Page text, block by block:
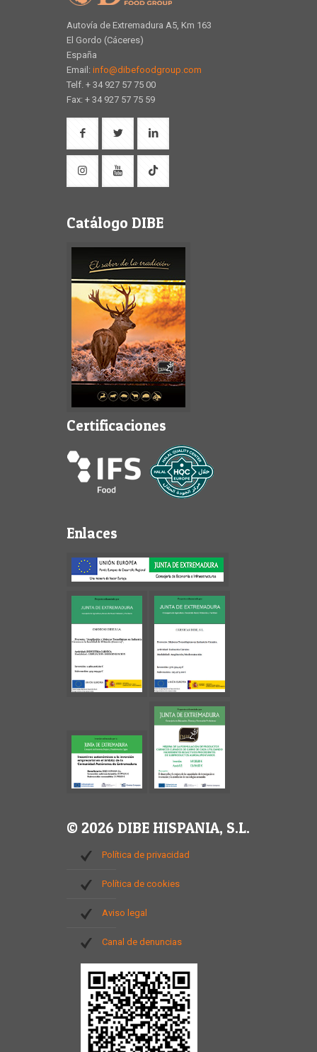
Autovía de Extremadura A5, Km 163
El Gordo (Cáceres)
España
Email: info@dibefoodgroup.com
Telf. + 34 927 57 75 00
Fax: + 34 927 57 75 59
Catálogo DIBE
Certificaciones
Enlaces
© 2026 DIBE HISPANIA, S.L.
Política de privacidad
Política de cookies
Aviso legal
Canal de denuncias